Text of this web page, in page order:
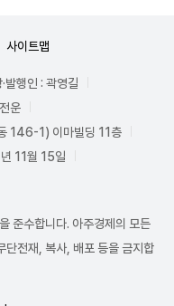
사이트맵
발행인 : 곽영길
운
146-1) 이마빌딩 11층
11월 15일
준수합니다. 아주경제의 모든
단전재, 복사, 배포 등을 금지합